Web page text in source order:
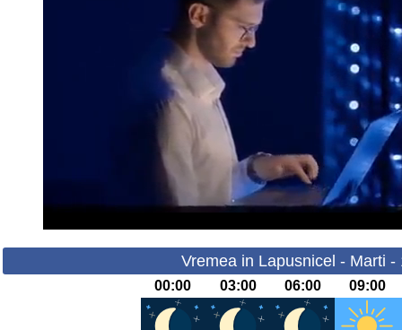
Vremea in Lapusnicel - Marti -
00:00 03:00 06:00 09:00